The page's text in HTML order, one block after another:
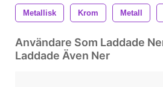
Metallisk Krom Metall
Användare Som Laddade
Laddade Även Ner